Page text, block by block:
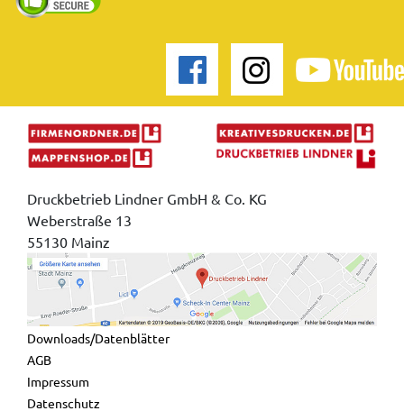
Druckbetrieb Lindner GmbH & Co. KG
Weberstraße 13
55130 Mainz
Downloads/Datenblätter
AGB
Impressum
Datenschutz